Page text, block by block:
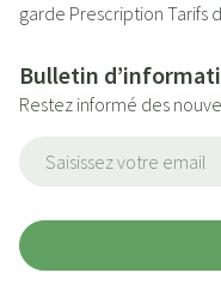
garde Prescription Tarifs
Bulletin
Restez informé des